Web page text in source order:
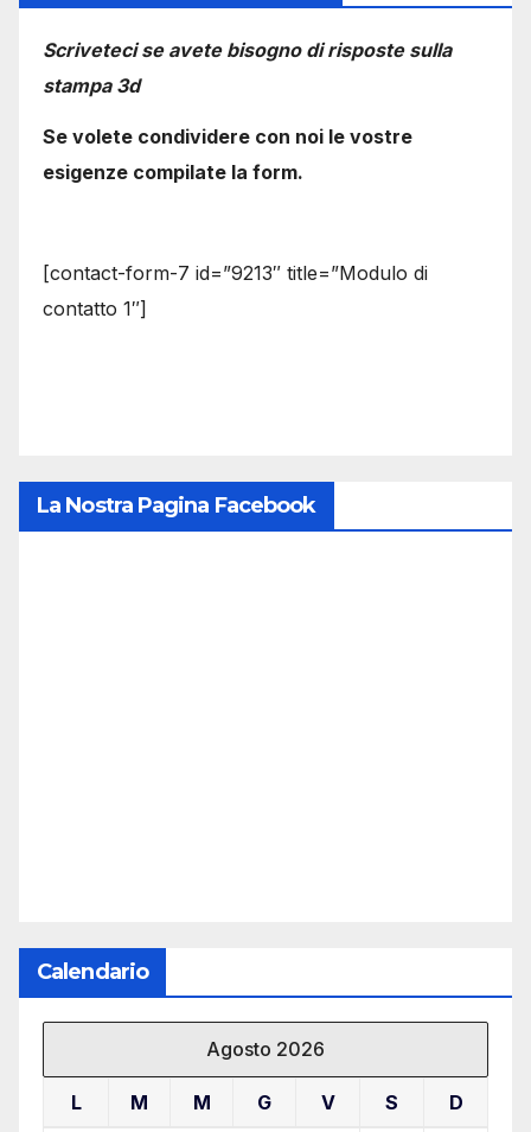
Scriveteci se avete bisogno di risposte sulla
stampa 3d
Se volete condividere con noi le vostre
esigenze compilate la form.
[contact-form-7 id=”9213″ title=”Modulo di
contatto 1″]
La Nostra Pagina Facebook
Calendario
Agosto 2026
L M M G V S D